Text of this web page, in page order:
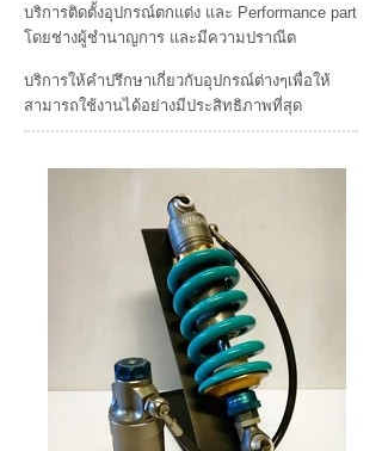
บริการติดตั้งอุปกรณ์ตกแต่ง และ Performance part
โดยช่างผู้ชำนาญการ และมีความปราณีต
บริการให้คำปรึกษาเกี่ยวกับอุปกรณ์ต่างๆเพื่อให้
สามารถใช้งานได้อย่างมีประสิทธิภาพที่สุด